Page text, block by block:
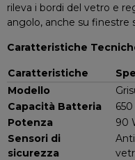
rileva i bordi del vetro e
angolo, anche su finestre
Caratteristiche
Caratteristiche
Modello
Capacità Batteria
Potenza
90
Sensori di
sicurezza